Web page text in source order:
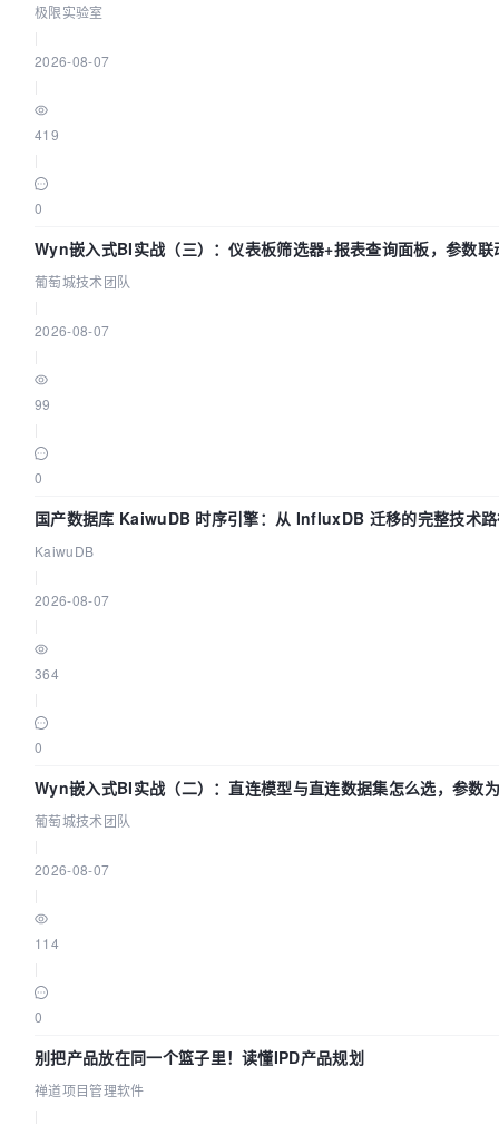
极限实验室
2026-08-07
419
0
Wyn嵌入式BI实战（三）：仪表板筛选器+报表查询面板，参数联
葡萄城技术团队
2026-08-07
99
0
国产数据库 KaiwuDB 时序引擎：从 InfluxDB 迁移的完整技术
KaiwuDB
2026-08-07
364
0
Wyn嵌入式BI实战（二）：直连模型与直连数据集怎么选，参数
技术团队
葡萄城技术团队
2026-08-07
114
0
别把产品放在同一个篮子里！读懂IPD产品规划
禅道项目管理软件